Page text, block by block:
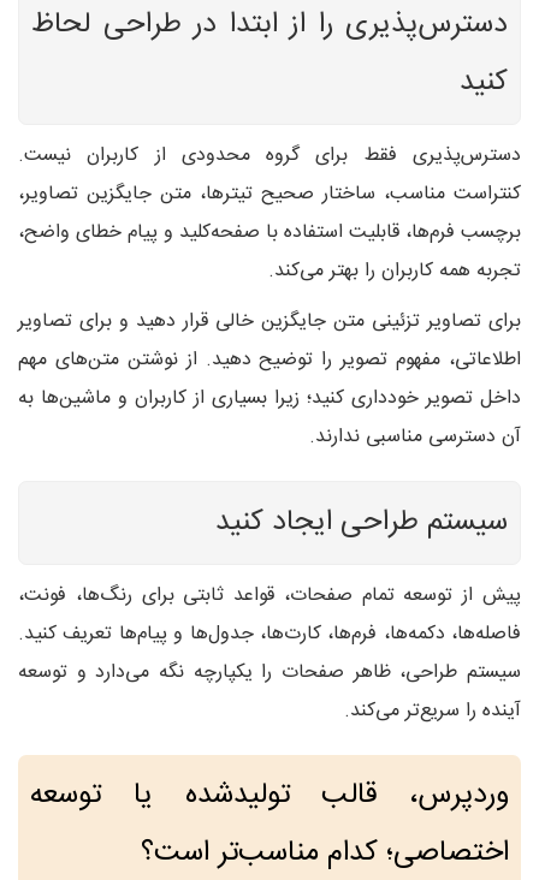
دسترس‌پذیری را از ابتدا در طراحی لحاظ
کنید
دسترس‌پذیری فقط برای گروه محدودی از کاربران نیست.
کنتراست مناسب، ساختار صحیح تیترها، متن جایگزین تصاویر،
برچسب فرم‌ها، قابلیت استفاده با صفحه‌کلید و پیام خطای واضح،
تجربه همه کاربران را بهتر می‌کند.
برای تصاویر تزئینی متن جایگزین خالی قرار دهید و برای تصاویر
اطلاعاتی، مفهوم تصویر را توضیح دهید. از نوشتن متن‌های مهم
داخل تصویر خودداری کنید؛ زیرا بسیاری از کاربران و ماشین‌ها به
آن دسترسی مناسبی ندارند.
سیستم طراحی ایجاد کنید
پیش از توسعه تمام صفحات، قواعد ثابتی برای رنگ‌ها، فونت،
فاصله‌ها، دکمه‌ها، فرم‌ها، کارت‌ها، جدول‌ها و پیام‌ها تعریف کنید.
سیستم طراحی، ظاهر صفحات را یکپارچه نگه می‌دارد و توسعه
آینده را سریع‌تر می‌کند.
وردپرس، قالب تولیدشده یا توسعه
اختصاصی؛ کدام مناسب‌تر است؟